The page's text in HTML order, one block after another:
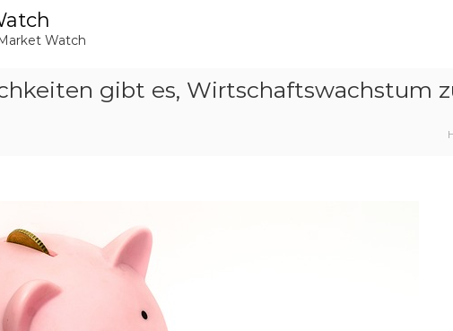
Watch
gibt es, Wirtschaftswachstum